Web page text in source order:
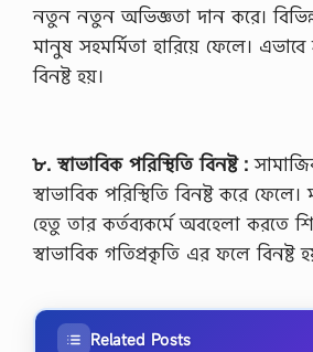
নতুন নতুন অভিজ্ঞতা দান করে।
মানুষ সহমর্মিতা হারিয়ে ফেলে।
বিনষ্ট হয়।
৮. স্বাভাবিক পরিস্থিতি বিনষ্ট :
স্বাভাবিক পরিস্থিতি বিনষ্ট করে
হেতু তার কর্তব্যকর্মে অবহেলা করতে
স্বাভাবিক গতিপ্রকৃতি এর ফলে বিনষ্ট
Related Posts